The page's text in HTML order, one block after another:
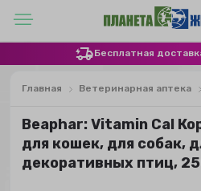
Бесплатная
Главная Ветеринарная аптека
Beaphar: Vitamin Cal
для кошек, для собак,
декоративных птиц,